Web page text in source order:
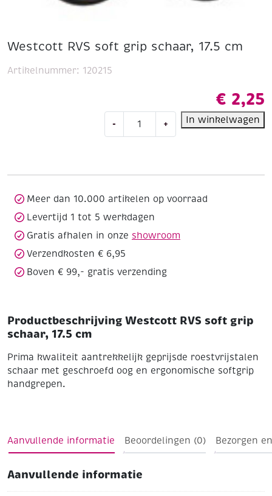
Westcott RVS soft grip schaar, 17.5 cm
€ 2,25
-
cm
aantal
+ In winkelwagen
Artikelnummer: 120215
Meer dan 10.000 artikelen op voorraad
Levertijd 1 tot 5 werkdagen
Gratis afhalen in onze showroom
Verzendkosten € 6,95
Boven € 99,- gratis verzending
Productbeschrijving Westcott RVS soft grip
schaar, 17.5 cm
Prima kwaliteit aantrekkelijk geprijsde roestvrijstalen
schaar met geschroefd oog en ergonomische softgrip
handgrepen.
Aanvullende informatie Beoordelingen (0) Bezorgen
Aanvullende informatie